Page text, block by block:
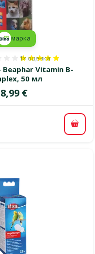
Vitamin B-
50 мл
Оценка 100%,
1× оценка
Цена
8,99 €
марка
В